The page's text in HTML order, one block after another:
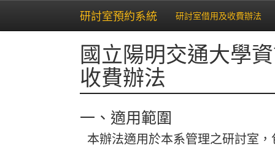
研討室預約系統 研討室借用及收費辦法
國立陽明交通大學
收費辦法
一、適用範圍
本辦法適用於本系管理之研討室